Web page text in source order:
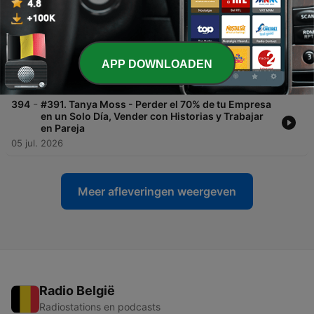
19 jul. 2026
395 - #392. Mau Otero - Ir Contra Corriente, Cómo
Aprender Cualquier Cosa , Bucket Lists y Vivir
Siempre en Sábado
12 jul. 2026
394 - #391. Tanya Moss - Perder el 70% de tu Empresa
en un Solo Día, Vender con Historias y Trabajar
en Pareja
05 jul. 2026
Meer afleveringen weergeven
Radio België
Radiostations en podcasts
APP DOWNLOADEN